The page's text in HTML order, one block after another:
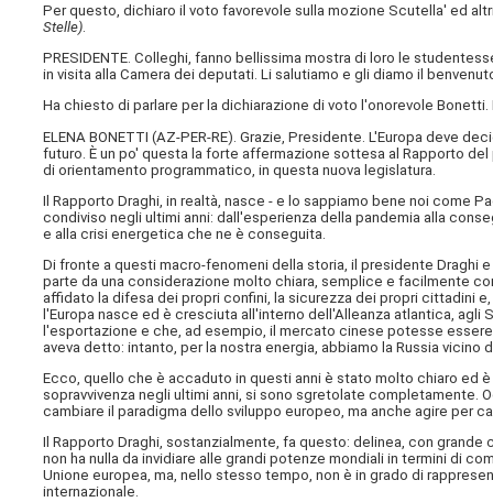
Per questo, dichiaro il voto favorevole sulla mozione Scutella' ed
Stelle)
PRESIDENTE. Colleghi, fanno bellissima mostra di loro le
in visita alla Camera dei deputati. Li salutiamo e gli diamo il
Ha chiesto di parlare per la dichiarazione di voto l'onorevole Bonetti.
ELENA BONETTI (AZ-PER-RE). Grazie, Presidente. L'Europa deve
futuro. È un po' questa la forte affermazione sottesa al Rapporto
di orientamento programmatico, in questa nuova legislatura.
Il Rapporto Draghi, in realtà, nasce - e lo sappiamo bene noi come
condiviso negli ultimi anni: dall'esperienza della pandemia alla
e alla crisi energetica che ne è conseguita.
Di fronte a questi macro-fenomeni della storia, il presidente Draghi
parte da una considerazione molto chiara, semplice e facilmente
affidato la difesa dei propri confini, la sicurezza dei propri cittadini
l'Europa nasce ed è cresciuta all'interno dell'Alleanza atlantica,
l'esportazione e che, ad esempio, il mercato cinese potesse
aveva detto: intanto, per la nostra energia, abbiamo la Russia vicino
Ecco, quello che è accaduto in questi anni è stato molto chiaro
sopravvivenza negli ultimi anni, si sono sgretolate completamente.
cambiare il paradigma dello sviluppo europeo, ma anche agire per
Il Rapporto Draghi, sostanzialmente, fa questo: delinea, con
non ha nulla da invidiare alle grandi potenze mondiali in termini di
Unione europea, ma, nello stesso tempo, non è in grado di
internazionale.